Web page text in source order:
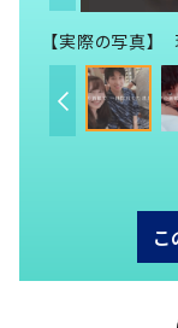
【実際の写真】
こ